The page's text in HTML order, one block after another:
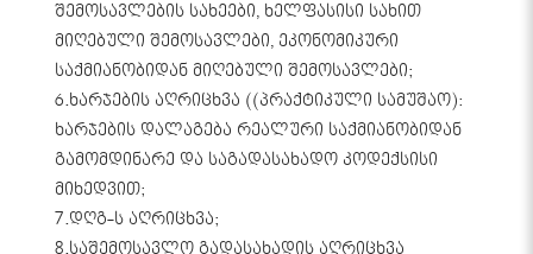
შემოსავლების სახეები, ხელფასისი სახით
მიღებული შემოსავლები, ეკონომიკური
საქმიანობიდან მიღებული შემოსავლები;
6.ხარჯების აღრიცხვა ((პრაქტიკული სამუშაო):
ხარჯების დალაგება რეალური საქმიანობიდან
გამომდინარე და საგადასახადო კოდექსისი
მიხედვით;
7.დღგ-ს აღრიცხვა;
8.საშემოსავლო გადასახადის აღრიცხვა